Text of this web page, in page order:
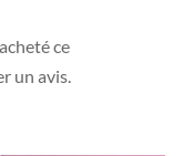
ce
un avis.